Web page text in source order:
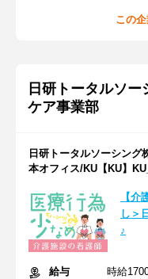
この
日研トータルソ
ケア事業部
日研トータルソーシン
本オフィス/KU【KU】
【
し＞
♪
給与
時給